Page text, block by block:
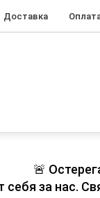
Доставка
🚨
за нас.